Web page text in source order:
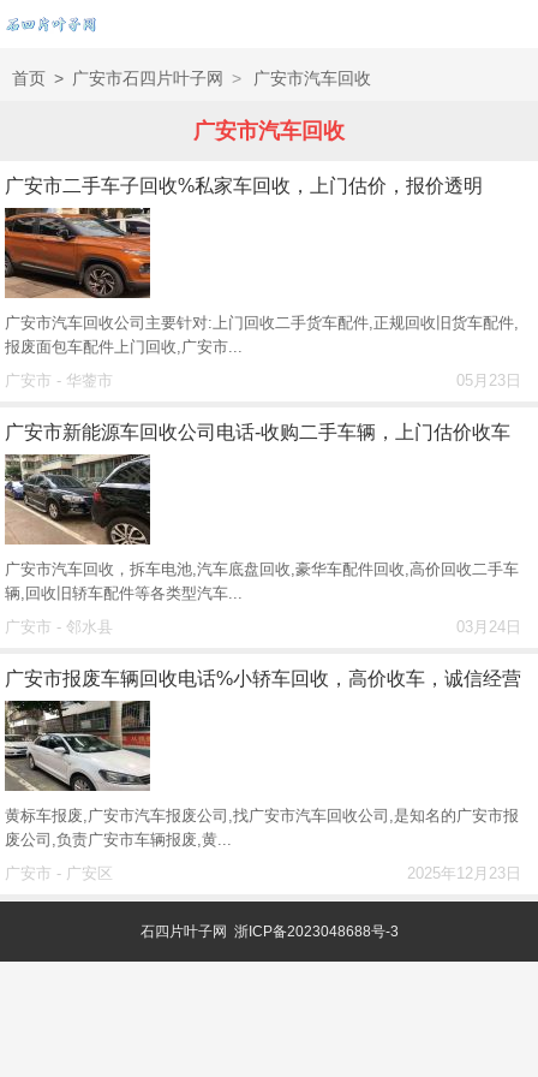
首页 > 广安市石四片叶子网 > 广安市汽车回收
广安市汽车回收
广安市二手车子回收%私家车回收，上门估价，报价透明
广安市汽车回收公司主要针对:上门回收二手货车配件,正规回收旧货车配件,
报废面包车配件上门回收,广安市...
05月23日
广安市 - 华蓥市
广安市新能源车回收公司电话-收购二手车辆，上门估价收车
广安市汽车回收，拆车电池,汽车底盘回收,豪华车配件回收,高价回收二手车
辆,回收旧轿车配件等各类型汽车...
03月24日
广安市 - 邻水县
广安市报废车辆回收电话%小轿车回收，高价收车，诚信经营
黄标车报废,广安市汽车报废公司,找广安市汽车回收公司,是知名的广安市报
废公司,负责广安市车辆报废,黄...
2025年12月23日
广安市 - 广安区
石四片叶子网 浙ICP备2023048688号-3